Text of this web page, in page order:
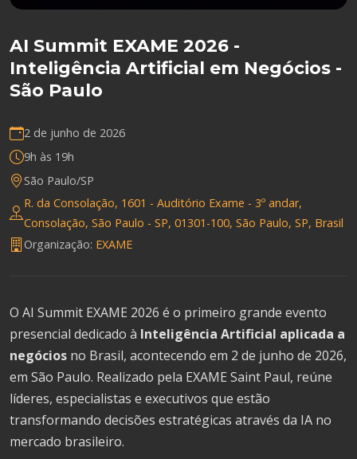
AI Summit EXAME 2026 -
Inteligência Artificial em Negócios -
São Paulo
2 de junho de 2026
9h às 19h
São Paulo/SP
R. da Consolação, 1601 - Auditório Exame - 3º andar,
Consolação, São Paulo - SP, 01301-100, São Paulo, SP, Brasil
Organização: EXAME
O AI Summit EXAME 2026 é o primeiro grande evento
presencial dedicado à Inteligência Artificial aplicada a
negócios no Brasil, acontecendo em 2 de junho de 2026,
em São Paulo. Realizado pela EXAME Saint Paul, reúne
líderes, especialistas e executivos que estão
transformando decisões estratégicas através da IA no
mercado brasileiro.